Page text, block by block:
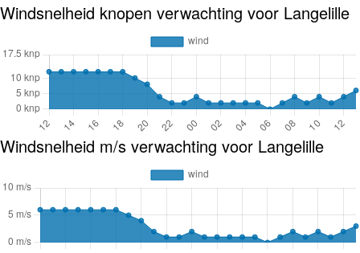
Windsnelheid knopen verwachting voor Langelille
Windsnelheid m/s verwachting voor Langelille